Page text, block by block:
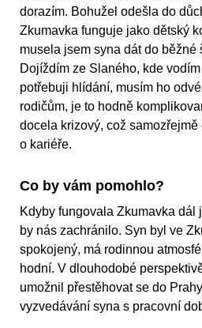
dorazím. Bohužel odešla do
Zkumavka funguje jako dětský
musela jsem syna dát do běžné
Dojíždím ze Slaného, kde
potřebuji hlídání, musím ho
rodičům, je to hodně
docela krizový, což
o kariéře.
Co by vám pomohlo?
Kdyby fungovala Zkumavka dál
by nás zachránilo. Syn byl ve
spokojený, má rodinnou
hodní. V dlouhodobé
umožnil přestěhovat se do
vyzvedávání syna s pracovní